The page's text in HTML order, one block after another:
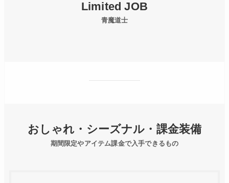
Limited JOB
青魔道士
おしゃれ・シーズナル・課金装備
期間限定やアイテム課金で入手できるもの